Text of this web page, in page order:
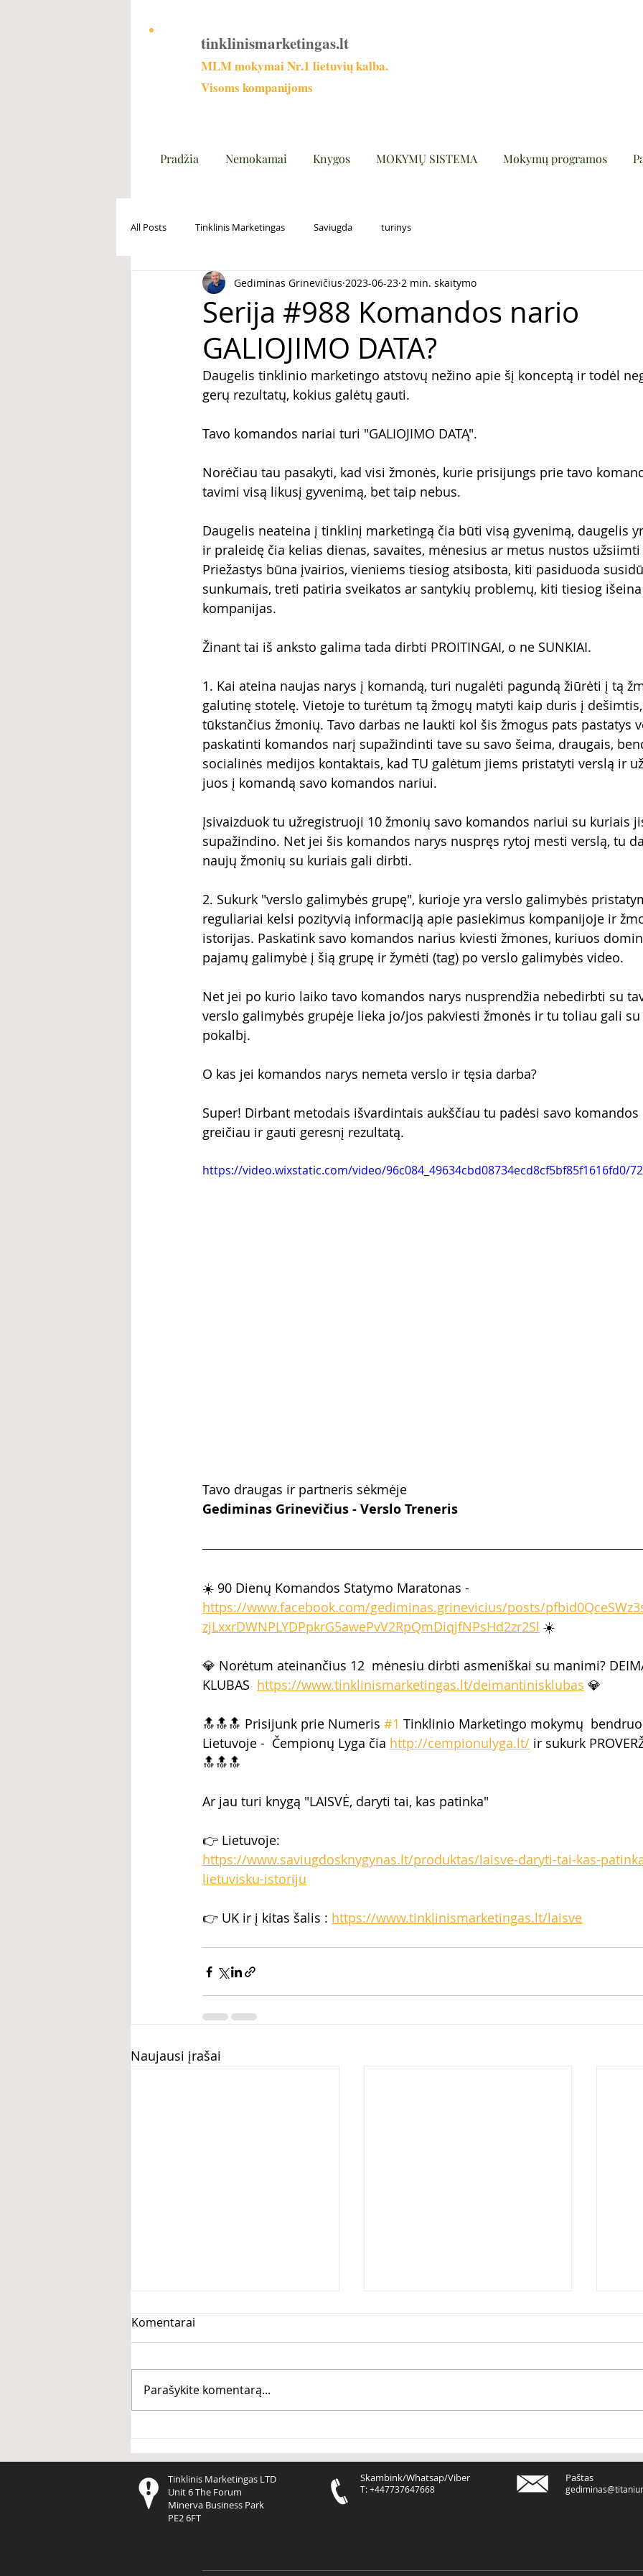
tinklinismarketingas.lt
MLM mokymai Nr.1 lietuvių kalba.
Visoms kompanijoms
Pradžia Nemokamai Knygos MOKYMŲ SISTEMA Mokymų programos
All Posts Tinklinis Marketingas Saviugda turinys
Serija #988 Komandos nario
GALIOJIMO DATA?
Gediminas Grinevičius 2023-06-23 2 min. skaitymo
Daugelis tinklinio marketingo atstovų nežino apie šį konceptą ir todėl
gerų rezultatų, kokius galėtų gauti.
Tavo komandos nariai turi "GALIOJIMO DATĄ".
Norėčiau tau pasakyti, kad visi žmonės, kurie prisijungs prie tavo
tavimi visą likusį gyvenimą, bet taip nebus.
Daugelis neateina į tinklinį marketingą čia būti visą gyvenimą, daugelis
ir praleidę čia kelias dienas, savaites, mėnesius ar metus nustos užsiimti
Priežastys būna įvairios, vieniems tiesiog atsibosta, kiti pasiduoda
sunkumais, treti patiria sveikatos ar santykių problemų, kiti tiesiog
kompanijas.
Žinant tai iš anksto galima tada dirbti PROITINGAI, o ne SUNKIAI.
1. Kai ateina naujas narys į komandą, turi nugalėti pagundą žiūrėti į tą
galutinę stotelę. Vietoje to turėtum tą žmogų matyti kaip duris į
tūkstančius žmonių. Tavo darbas ne laukti kol šis žmogus pats pastatys
paskatinti komandos narį supažindinti tave su savo šeima, draugais,
socialinės medijos kontaktais, kad TU galėtum jiems pristatyti verslą ir
juos į komandą savo komandos nariui.
Įsivaizduok tu užregistruoji 10 žmonių savo komandos nariui su kuriais
supažindino. Net jei šis komandos narys nuspręs rytoj mesti verslą, tu
naujų žmonių su kuriais gali dirbti.
2. Sukurk "verslo galimybės grupę", kurioje yra verslo galimybės
reguliariai kelsi pozityvią informaciją apie pasiekimus kompanijoje ir
istorijas. Paskatink savo komandos narius kviesti žmones, kuriuos
pajamų galimybė į šią grupę ir žymėti (tag) po verslo galimybės video.
Net jei po kurio laiko tavo komandos narys nusprendžia nebedirbti su
verslo galimybės grupėje lieka jo/jos pakviesti žmonės ir tu toliau gali
pokalbį.
O kas jei komandos narys nemeta verslo ir tęsia darba?
Super! Dirbant metodais išvardintais aukščiau tu padėsi savo
greičiau ir gauti geresnį rezultatą.
https://video.wixstatic.com/video/96c084_49634cbd08734ecd8cf5bf85f1616fd0/
Tavo draugas ir partneris sėkmėje
Gediminas Grinevičius - Verslo Treneris
☀️ 90 Dienų Komandos Statymo Maratonas -
https://www.facebook.com/gediminas.grinevicius/posts/
zjLxxrDWNPLYDPpkrG5awePvV2RpQmDiqjfNPsHd2zr2Sl ☀️
💎 Norėtum ateinančius 12  mėnesiu dirbti asmeniškai su manimi?
KLUBAS https://www.tinklinismarketingas.lt/deimantinisklubas 💎
🔝🔝🔝 Prisijunk prie Numeris #1 Tinklinio Marketingo mokymų
Lietuvoje -  Čempionų Lyga čia http://cempionulyga.lt/ ir sukurk
🔝🔝🔝
Ar jau turi knygą "LAISVĖ, daryti tai, kas patinka"
👉 Lietuvoje:
https://www.saviugdosknygynas.lt/produktas/laisve-daryti-tai-kas-
lietuvisku-istoriju
👉 UK ir į kitas šalis : https://www.tinklinismarketingas.lt/laisve
Naujausi įrašai
tavo PROGRESĄ
Komentarai
Parašykite komentarą...
Tinklinis Marketingas LTD
Unit 6 The Forum
Minerva Business Park
PE2 6FT
Skambink/Whatsap/Viber
T: +447737647668
Paštas